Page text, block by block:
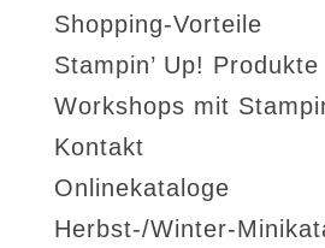
Shopping-Vorteile
Stampin’ Up! Produkte
Workshops mit
Kontakt
Onlinekataloge
Herbst-/Winter-